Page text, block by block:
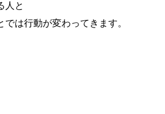
人と
は行動が変わってきます。